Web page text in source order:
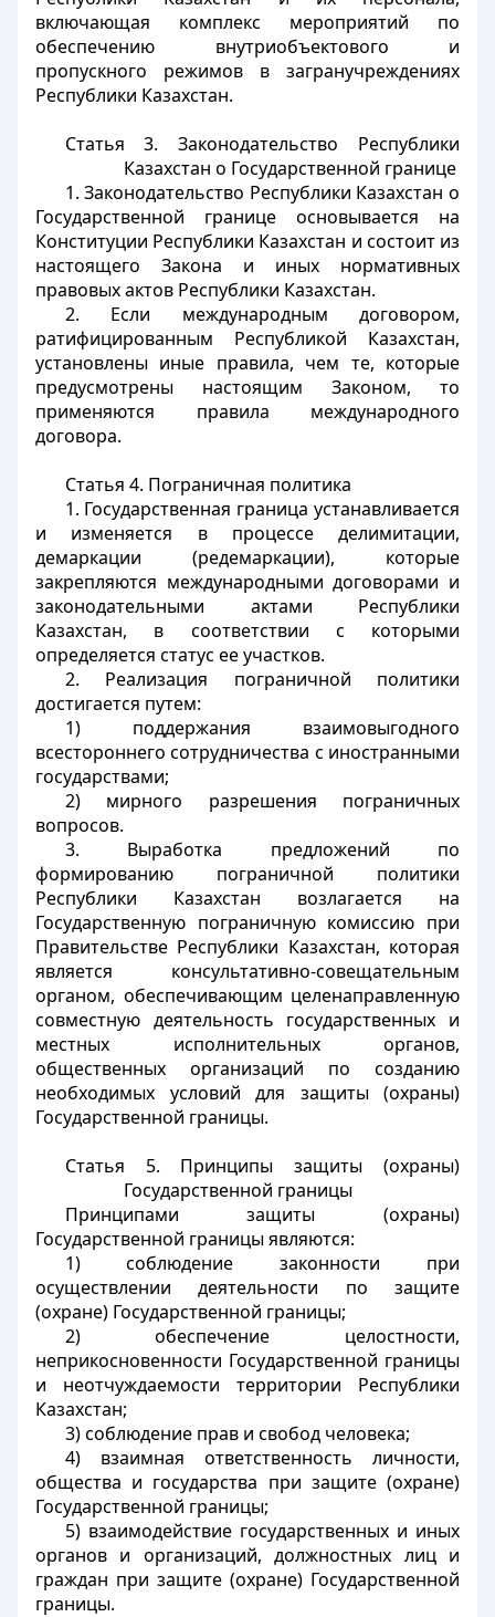
включающая комплекс мероприятий по
обеспечению внутриобъектового и
пропускного режимов в загранучреждениях
Республики Казахстан.
Статья 3. Законодательство Республики
Казахстан о Государственной границе
1. Законодательство Республики Казахстан о
Государственной границе основывается на
Конституции Республики Казахстан и состоит из
настоящего Закона и иных нормативных
правовых актов Республики Казахстан.
2. Если международным договором,
ратифицированным Республикой Казахстан,
установлены иные правила, чем те, которые
предусмотрены настоящим Законом, то
применяются правила международного
договора.
Статья 4. Пограничная политика
1. Государственная граница устанавливается
и изменяется в процессе делимитации,
демаркации (редемаркации), которые
закрепляются международными договорами и
законодательными актами Республики
Казахстан, в соответствии с которыми
определяется статус ее участков.
2. Реализация пограничной политики
достигается путем:
1) поддержания взаимовыгодного
всестороннего сотрудничества с иностранными
государствами;
2) мирного разрешения пограничных
вопросов.
3. Выработка предложений по
формированию пограничной политики
Республики Казахстан возлагается на
Государственную пограничную комиссию при
Правительстве Республики Казахстан, которая
является консультативно-совещательным
органом, обеспечивающим целенаправленную
совместную деятельность государственных и
местных исполнительных органов,
общественных организаций по созданию
необходимых условий для защиты (охраны)
Государственной границы.
Статья 5. Принципы защиты (охраны)
Государственной границы
Принципами защиты (охраны)
Государственной границы являются:
1) соблюдение законности при
осуществлении деятельности по защите
(охране) Государственной границы;
2) обеспечение целостности,
неприкосновенности Государственной границы
и неотчуждаемости территории Республики
Казахстан;
3) соблюдение прав и свобод человека;
4) взаимная ответственность личности,
общества и государства при защите (охране)
Государственной границы;
5) взаимодействие государственных и иных
органов и организаций, должностных лиц и
граждан при защите (охране) Государственной
границы.